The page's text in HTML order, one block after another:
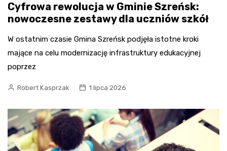
Cyfrowa rewolucja w Gminie Szreńsk:
nowoczesne zestawy dla uczniów szkół
W ostatnim czasie Gmina Szreńsk podjęła istotne kroki
mające na celu modernizację infrastruktury edukacyjnej
poprzez
Robert Kasprzak 1 lipca 2026